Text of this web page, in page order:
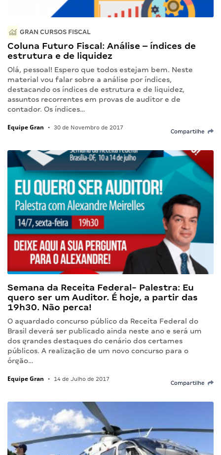
GRAN CURSOS FISCAL
Coluna Futuro Fiscal: Análise – índices de
estrutura e de liquidez
Olá, pessoal! Espero que todos estejam bem. Neste
material vou falar sobre a análise por índices,
destacando os índices de estrutura e de liquidez,
assuntos recorrentes em provas de auditor e de
contador. Os índices…
Equipe Gran • 30 de Novembro de 2017
Compartilhe
Semana da Receita Federal- Palestra: Eu
quero ser um Auditor. É hoje, a partir das
19h30. Não perca!
O aguardado concurso público da Receita Federal do
Brasil deverá ser publicado ainda neste ano e será um
dos grandes destaques do cenário dos certames
públicos. A realização de um novo concurso para o
órgão…
Equipe Gran • 14 de Julho de 2017
Compartilhe